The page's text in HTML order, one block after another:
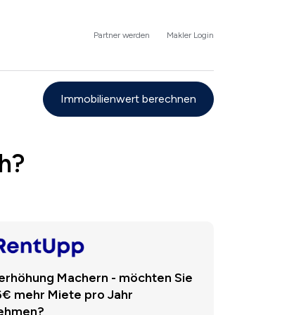
Partner werden Makler Login
Immobilienwert berechnen
Machern - möchten Sie
mehr Miete pro Jahr